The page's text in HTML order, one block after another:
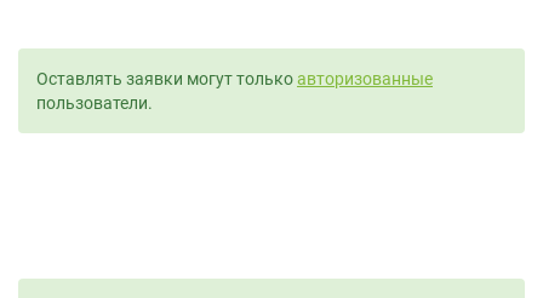
Оставлять заявки могут толькоавторизованные
пользователи.